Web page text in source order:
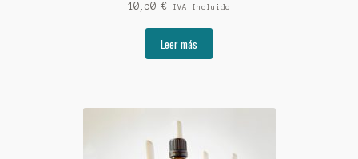
10,50 € IVA Incluido
Leer más